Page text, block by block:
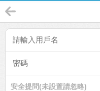
安全提問(未設置請忽略)